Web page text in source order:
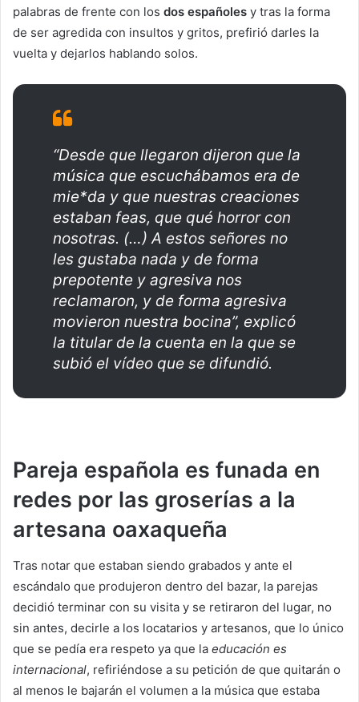
palabras de frente con los dos españoles y tras la forma
de ser agredida con insultos y gritos, prefirió darles la
vuelta y dejarlos hablando solos.
“Desde que llegaron dijeron que la
música que escuchábamos era de
mie*da y que nuestras creaciones
estaban feas, que qué horror con
nosotras. (…) A estos señores no
les gustaba nada y de forma
prepotente y agresiva nos
reclamaron, y de forma agresiva
movieron nuestra bocina”, explicó
la titular de la cuenta en la que se
subió el vídeo que se difundió.
Pareja española es funada en
redes por las groserías a la
artesana oaxaqueña
Tras notar que estaban siendo grabados y ante el
escándalo que produjeron dentro del bazar, la parejas
decidió terminar con su visita y se retiraron del lugar, no
sin antes, decirle a los locatarios y artesanos, que lo único
que se pedía era respeto ya que la educación es
internacional, refiriéndose a su petición de que quitarán o
al menos le bajarán el volumen a la música que estaba